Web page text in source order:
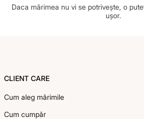
Daca mărimea nu vi se potrivește, o
ușor.
CLIENT CARE
Cum aleg mărimile
Cum cumpăr